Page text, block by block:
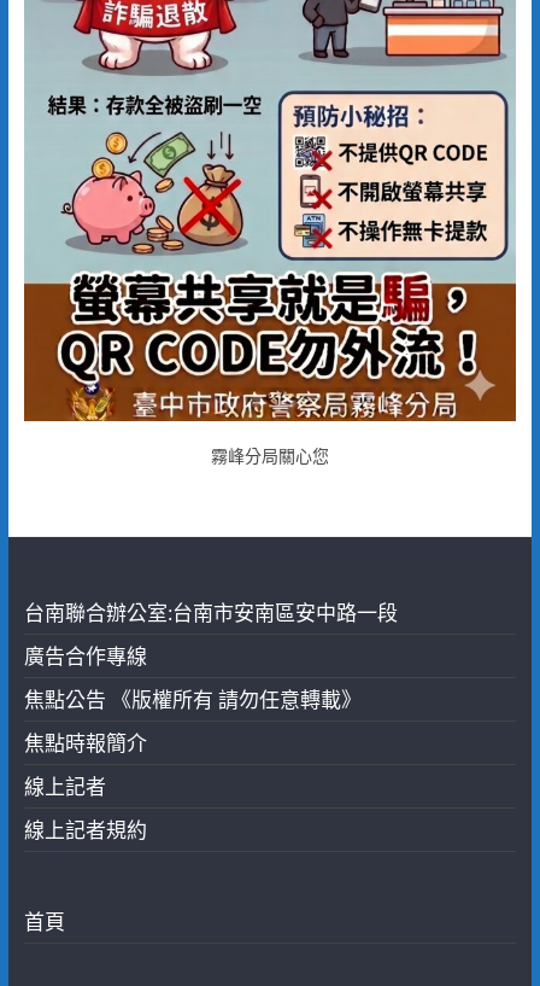
霧峰分局關心您
台南聯合辦公室:台南市安南區安中路一段
廣告合作專線
焦點公告 《版權所有 請勿任意轉載》
焦點時報簡介
線上記者
線上記者規約
首頁